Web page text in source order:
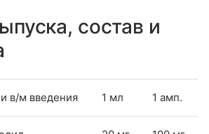
состав и
в/м введения 1 мл 1 амп.